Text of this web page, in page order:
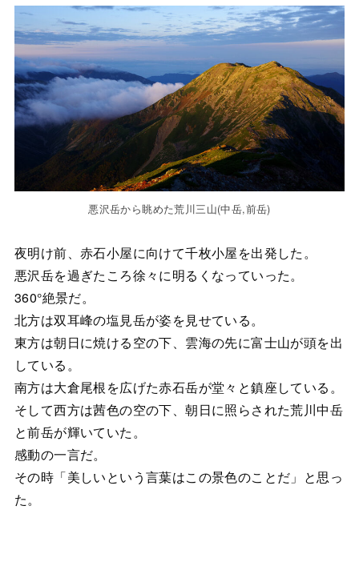
悪沢岳から眺めた荒川三山(中岳,前岳)
夜明け前、赤石小屋に向けて千枚小屋を出発した。
悪沢岳を過ぎたころ徐々に明るくなっていった。
360°絶景だ。
北方は双耳峰の塩見岳が姿を見せている。
東方は朝日に焼ける空の下、雲海の先に富士山が頭を出
している。
南方は大倉尾根を広げた赤石岳が堂々と鎮座している。
そして西方は茜色の空の下、朝日に照らされた荒川中岳
と前岳が輝いていた。
感動の一言だ。
その時「美しいという言葉はこの景色のことだ」と思っ
た。